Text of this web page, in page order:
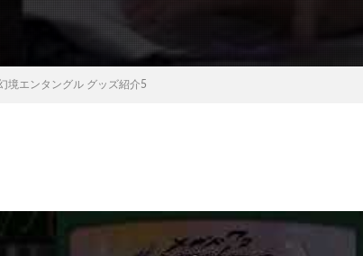
境エンタングル グッズ紹介5